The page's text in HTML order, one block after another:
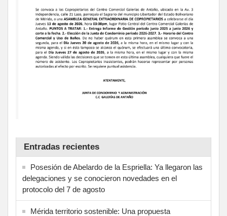
Entradas recientes
Posesión de Abelardo de la Espriella: Ya llegaron las
delegaciones y se conocieron novedades en el
protocolo del 7 de agosto
Mérida territorio sostenible: Una propuesta